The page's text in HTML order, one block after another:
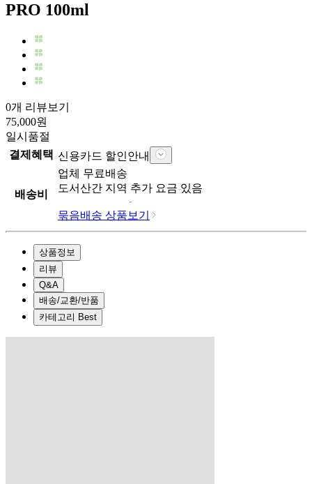
PRO 100ml
0개 리뷰보기
75,000원
일시품절
결제혜택 신용카드 할인안내
배송비
업체 무료배송
도서산간 지역 추가 요금 있음
묶음배송 상품보기
상품정보
리뷰
Q&A
배송/교환/반품
카테고리 Best